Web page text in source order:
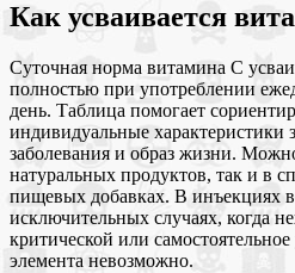
Как усваивается
Суточная норма витамина C
полностью при употреблении
день. Таблица помогает
индивидуальные характеристики
заболевания и образ жизни.
натуральных продуктов, так и в
пищевых добавках. В инъекциях
исключительных случаях, когда
критической или
элемента невозможно.